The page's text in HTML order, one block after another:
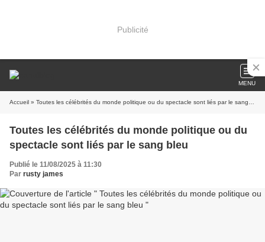
Publicité
MENU
Accueil » Toutes les célébrités du monde politique ou du spectacle sont liés par le sang bleu
Toutes les célébrités du monde politique ou du
spectacle sont liés par le sang bleu
Publié le 11/08/2025 à 11:30
Par rusty james